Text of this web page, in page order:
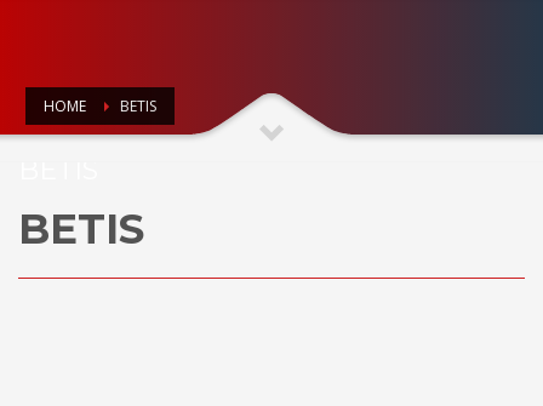
HOME BETIS
BETIS